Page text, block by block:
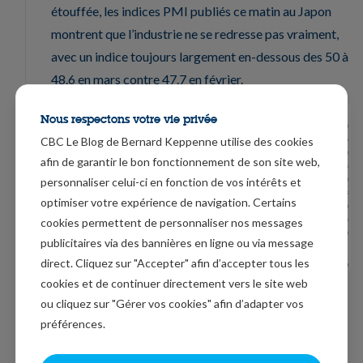
étouffée, les indices PMI publiés ce matin au Japon
montrent que l’industrie ne se redresse pas vraiment,
avec un indice toujours largement en-dessous des 50 à
48.6 en mars contre 47.7 en février.
progressant légèrement, ce qui permet à l’indice
Nous respectons votre vie privée
CBC Le Blog de Bernard Keppenne utilise des cookies
afin de garantir le bon fonctionnement de son site web,
personnaliser celui-ci en fonction de vos intérêts et
optimiser votre expérience de navigation. Certains
cookies permettent de personnaliser nos messages
publicitaires via des bannières en ligne ou via message
direct. Cliquez sur "Accepter" afin d’accepter tous les
cookies et de continuer directement vers le site web
ou cliquez sur "Gérer vos cookies" afin d’adapter vos
préférences.